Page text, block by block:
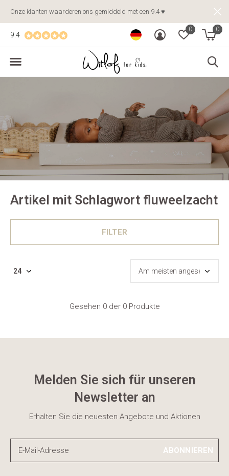
0 0
9.4
Onze klanten waarderen ons gemiddeld met een 9.4 ♥
Artikel mit Schlagwort fluweelzacht
FILTER
Gesehen 0 der 0 Produkte
Melden Sie sich für unseren
Newsletter an
Erhalten Sie die neuesten Angebote und Aktionen
ABONNIEREN